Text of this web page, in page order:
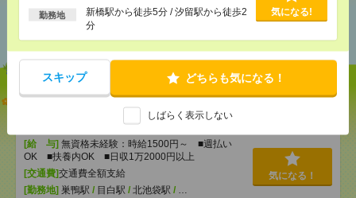
を保証するものではありません。※給
与即受取りサービス利用可（利用条件
勤務地
新橋駅から徒歩5分 / 汐留駅から徒歩2
分
気になる!
スキップ どちらも気になる！
しばらく表示しない
あなたの閲覧履歴からの
【オープニング募集】おばあちゃんのお散歩付き添
[給 与] 無資格未経験：時給1500円～ ■週払い
OK ■扶養内OK ■日収1万2000円以上
[交通費]交通費全額支給
[勤務地] 巣鴨駅 / 目白駅 / 北池袋駅 / …
気になる！